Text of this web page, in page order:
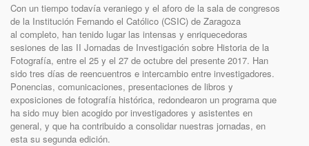
Con un tiempo todavía veraniego y el aforo de la sala de congresos
de la Institución Fernando el Católico (CSIC) de Zaragoza
al completo, han tenido lugar las intensas y enriquecedoras
sesiones de las II Jornadas de Investigación sobre Historia de la
Fotografía, entre el 25 y el 27 de octubre del presente 2017. Han
sido tres días de reencuentros e intercambio entre investigadores.
Ponencias, comunicaciones, presentaciones de libros y
exposiciones de fotografía histórica, redondearon un programa que
ha sido muy bien acogido por investigadores y asistentes en
general, y que ha contribuido a consolidar nuestras jornadas, en
esta su segunda edición.